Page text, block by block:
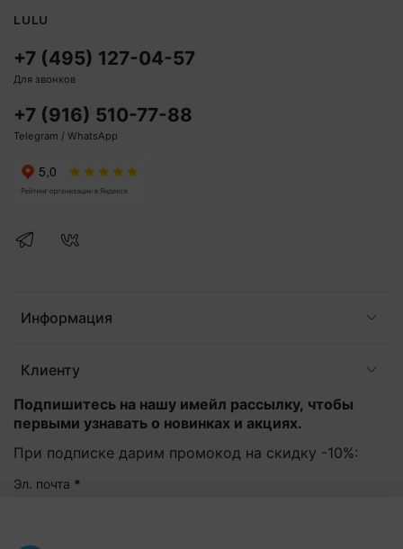
Информация
Клиенту
Подпишитесь на нашу имейл рассылку, чтобы
первыми узнавать о новинках и акциях.
При подписке дарим промокод на скидку -10%:
Эл. почта *
+7 (495) 127-04-57
Для звонков
+7 (916) 510-77-88
Telegram / WhatsApp
LULU